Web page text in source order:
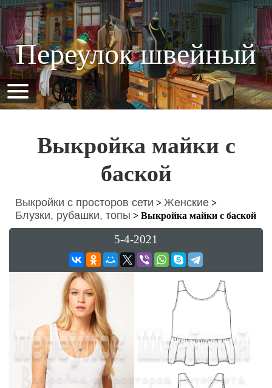
Переулок швейный
Выкройка майки с
баской
Выкройки с просторов сети > Женские >
Блузки, рубашки, топы > Выкройка майки с баской
5-4-2021